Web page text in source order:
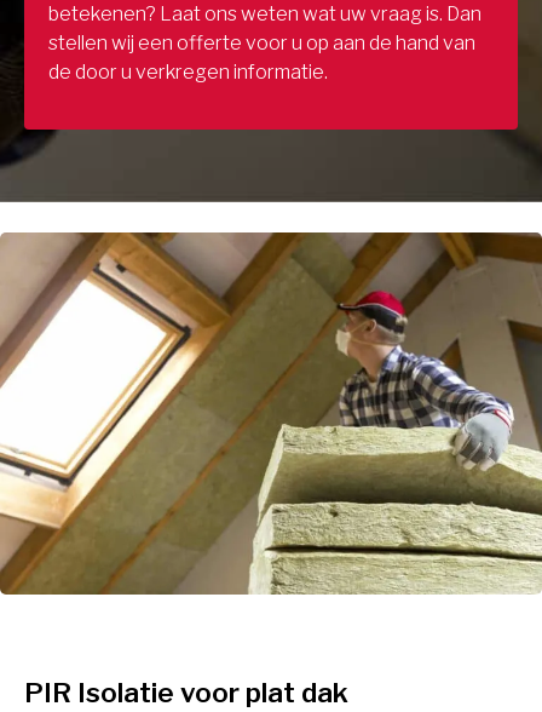
betekenen? Laat ons weten wat uw vraag is. Dan
stellen wij een offerte voor u op aan de hand van
de door u verkregen informatie.
PIR Isolatie voor plat dak